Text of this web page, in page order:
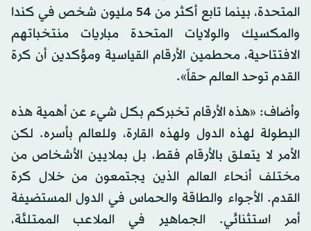
المتحدة، بينما تابع أكثر من 54 مليون شخص في كندا
والمكسيك والولايات المتحدة مباريات منتخباتهم
الافتتاحية، محطمين الأرقام القياسية ومؤكدين أن كرة
القدم توحد العالم حقاً».
وأضاف: «هذه الأرقام تخبركم بكل شيء عن أهمية هذه
البطولة لهذه الدول ولهذه القارة، وللعالم بأسره. لكن
الأمر لا يتعلق بالأرقام فقط، بل بملايين الأشخاص من
مختلف أنحاء العالم الذين يجتمعون من خلال كرة
القدم. الأجواء والطاقة والحماس في الدول المستضيفة
أمر استثنائي. الجماهير في الملاعب الممتلئة،